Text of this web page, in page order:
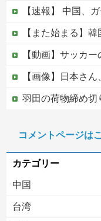
【速報】 中国、
【また始まる】韓国、
【動画】サッカーの試合
【画像】日本さん、
羽田の荷物締め切り前倒しになった
【移民政策反対】イ
コメントページは
カテゴリー
中国
台湾